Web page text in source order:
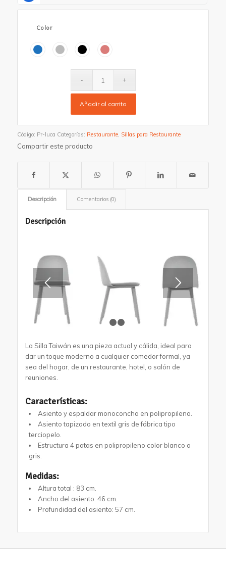
Color
Añadir al carrito
Código: Pr-luca Categorías: Restaurante, Sillas para Restaurante
Compartir este producto
Descripción Comentarios (0)
Descripción
2
La Silla Taiwán es una pieza actual y cálida, ideal para
dar un toque moderno a cualquier comedor formal, ya
sea del hogar, de un restaurante, hotel, o salón de
reuniones.
Características:
Asiento y espaldar monoconcha en polipropileno.
Asiento tapizado en textil gris de fábrica tipo
terciopelo.
Estructura 4 patas en polipropileno color blanco o
gris.
Medidas:
Altura total : 83 cm.
Ancho del asiento: 46 cm.
Profundidad del asiento: 57 cm.